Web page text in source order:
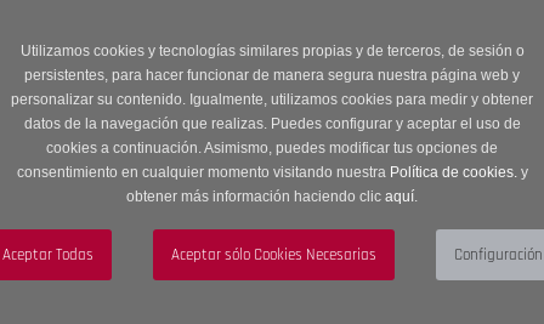
Utilizamos cookies y tecnologías similares propias y de terceros, de sesión o
persistentes, para hacer funcionar de manera segura nuestra página web y
personalizar su contenido. Igualmente, utilizamos cookies para medir y obtener
datos de la navegación que realizas. Puedes configurar y aceptar el uso de
cookies a continuación. Asimismo, puedes modificar tus opciones de
consentimiento en cualquier momento visitando nuestra Política de cookies.y
obtener más información haciendo clic aquí.
descuento en Sección OUTLET con código OUTLET20
navigation
Menú